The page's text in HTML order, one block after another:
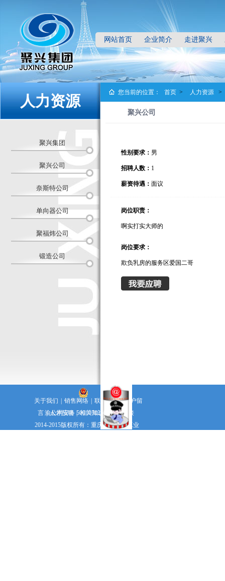
网站首页 企业简介 走进聚兴
人力资源
聚兴集团
聚兴公司
奈斯特公司
单向器公司
聚福炜公司
锻造公司
您当前的位置： 首页 > 人力资源 >
聚兴公司
性别要求： 男
招聘人数： 1
薪资待遇： 面议
岗位职责：
啊实打实大师的
岗位要求：
欺负乳房的服务区爱国二哥
渝公网安备 50010702500414号
关于我们 销售网络 联系方式 | 客户留
言 | 人才招聘 | 相关知识
友情链接
2014-2015版权所有：重庆聚兴交通工业